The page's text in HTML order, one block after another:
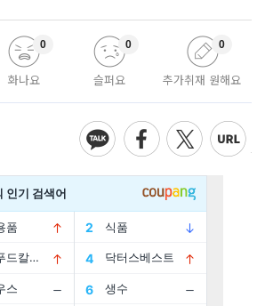
화나요
0
슬퍼요
0
추가취재 원해요
0